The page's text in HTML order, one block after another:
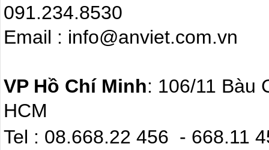
091.234.8530
Email :
VP Hồ Chí Minh: 106/11 Bàu
HCM
Tel : 08.668.22